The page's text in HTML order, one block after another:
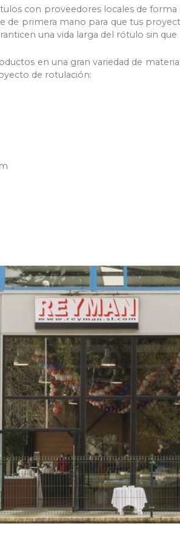
con proveedores locales de
de primera mano para que tus
una vida larga del rótulo sin
en una gran variedad de
de rotulación: